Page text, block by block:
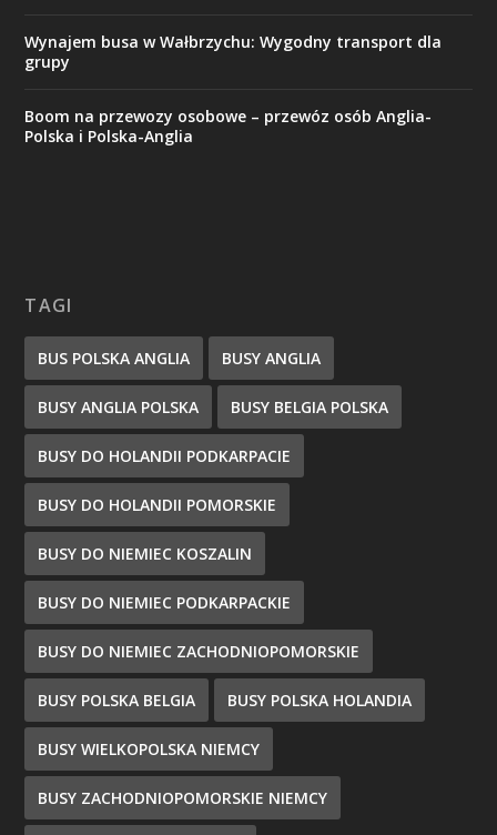
Wynajem busa w Wałbrzychu: Wygodny transport dla
grupy
Boom na przewozy osobowe – przewóz osób Anglia-
Polska i Polska-Anglia
TAGI
BUS POLSKA ANGLIA BUSY ANGLIA
BUSY ANGLIA POLSKA BUSY BELGIA POLSKA
BUSY DO HOLANDII PODKARPACIE
BUSY DO HOLANDII POMORSKIE
BUSY DO NIEMIEC KOSZALIN
BUSY DO NIEMIEC PODKARPACKIE
BUSY DO NIEMIEC ZACHODNIOPOMORSKIE
BUSY POLSKA BELGIA BUSY POLSKA HOLANDIA
BUSY WIELKOPOLSKA NIEMCY
BUSY ZACHODNIOPOMORSKIE NIEMCY